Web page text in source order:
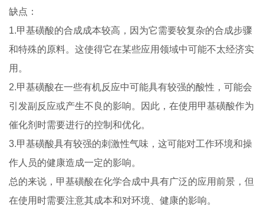
缺点：
1.甲基磺酸的合成成本较高，因为它需要较复杂的合成步骤
和特殊的原料。这使得它在某些应用领域中可能不太经济实
用。
2.甲基磺酸在一些有机反应中可能具有较强的酸性，可能会
引发副反应或产生不良的影响。因此，在使用甲基磺酸作为
催化剂时需要进行的控制和优化。
3.甲基磺酸具有较强的刺激性气味，这可能对工作环境和操
作人员的健康造成一定的影响。
总的来说，甲基磺酸在化学合成中具有广泛的应用前景，但
在使用时需要注意其成本和对环境、健康的影响。